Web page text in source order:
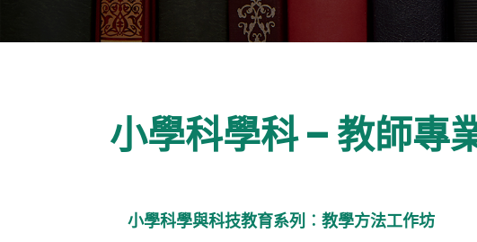
小學科學科 – 教師專
小學科學與科技教育系列︰教學方法工作坊